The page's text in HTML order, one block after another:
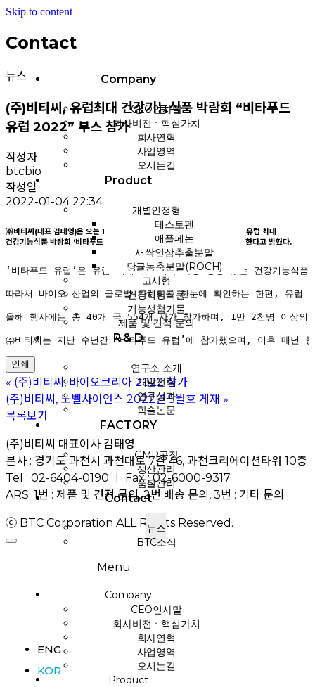
Skip to content
Company
CEO인사말
회사비전ㆍ핵심가치
회사연혁
사업영역
오시는길
Product
개별인정형
테스토펜
애플페논
새싹인삼추출분말
당귤농축분말(ROCH)
고시형
건강지향식품
기능성첨가물
제품 및 견적 문의
R & D
연구소 소개
개발전략
연구성과
학술논문
FACTORY
GMP공장
생산관리
품질관리
Contact
뉴스
BTC소식
Menu
Company
CEO인사말
회사비전ㆍ핵심가치
회사연혁
사업영역
오시는길
Product
Contact
뉴스
(주)비티씨, 유럽최대 건강기능식품 박람회 “비타푸드
유럽 2022” 부스 참가
작성자
btcbio
작성일
2022-01-04 22:34
㈜비티씨(대표 김태영)은 오는 14~16일 스위스 제네바전시장에서 개최되는 유럽 최대
건강기능식품 박람회 ‘비타푸드 유럽(Vitafoods Europe) 2013’에 참가한다고 밝혔다.
‘비타푸드 유럽’은 유럽 최대 규모이자 가장 정평 있는 건강기능식
따라서 바이오 산업의 글로벌 트렌드를 한눈에 확인하는 한편, 유
올해 행사에는 총 40개 국 554개 사가 참가하며, 1만 2천명 이상의
㈜비티씨는 지난 수년간 ‘비타푸드 유럽’에 참가했으며, 이후 매년
인쇄
« (주)비티씨, 바이오코리아 2022 참가
(주)비티씨, 노벨사이언스 2022년 5월호 게재 »
목록보기
(주)비티씨 대표이사 김태영
본사 : 경기도 과천시 과천대로 7길 46, 과천크리에이션타워 10층
Tel : 02-6404-0190 ㅣ Fax : 02-6000-9317
ARS. 1번 : 제품 및 견적 문의, 2번 배송 문의, 3번 : 기타 문의
ⓒ BTC Corporation ALL Rights Reserved.
ENG
KOR